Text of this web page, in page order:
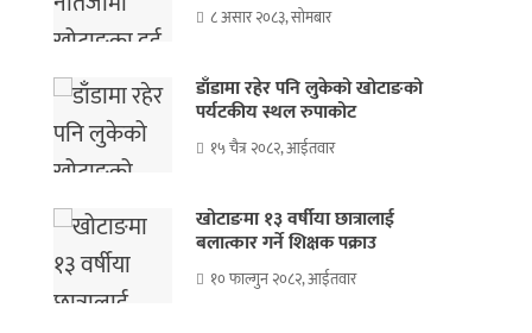
८ असार २०८३, सोमबार
डाँडामा रहेर पनि लुकेको खोटाङको
पर्यटकीय स्थल रुपाकोट
१५ चैत्र २०८२, आईतवार
खोटाङमा १३ वर्षीया छात्रालाई
बलात्कार गर्ने शिक्षक पक्राउ
१० फाल्गुन २०८२, आईतवार